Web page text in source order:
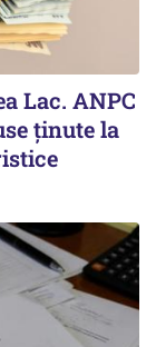
Lac. ANPC
ținute la